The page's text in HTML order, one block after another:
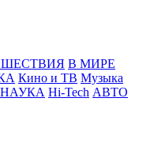
В МИРЕ
Кино и ТВ Музыка
НАУКА Hi-Tech АВТО